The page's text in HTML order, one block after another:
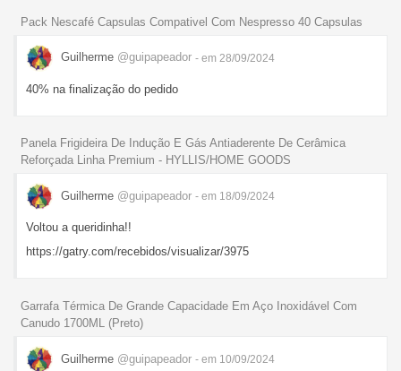
Pack Nescafé Capsulas Compativel Com Nespresso 40 Capsulas
Guilherme @guipapeador - em 28/09/2024
40% na finalização do pedido
Panela Frigideira De Indução E Gás Antiaderente De Cerâmica
Reforçada Linha Premium - HYLLIS/HOME GOODS
Guilherme @guipapeador - em 18/09/2024
Voltou a queridinha!!
https://gatry.com/recebidos/visualizar/3975
Garrafa Térmica De Grande Capacidade Em Aço Inoxidável Com
Canudo 1700ML (Preto)
Guilherme @guipapeador - em 10/09/2024